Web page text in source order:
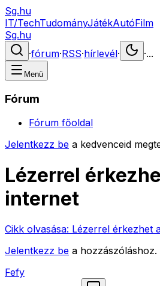
Sg.hu
IT/TechTudományJátékAutóFilm
Sg.hu
·fórum·RSS·hírlevél· ·...
Menü
Fórum
Fórum főoldal
Jelentkezz be a kedvenceid
Lézerrel
internet
Cikk olvasása: Lézerrel érkezhet
Jelentkezz be a hozzászóláshoz.
Fefy